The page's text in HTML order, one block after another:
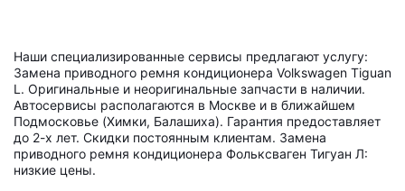
Наши специализированные сервисы предлагают услугу:
Замена приводного ремня кондиционера Volkswagen Tiguan
L. Оригинальные и неоригинальные запчасти в наличии.
Автосервисы располагаются в Москве и в ближайшем
Подмосковье (Химки, Балашиха). Гарантия предоставляет
до 2-х лет. Скидки постоянным клиентам. Замена
приводного ремня кондиционера Фольксваген Тигуан Л:
низкие цены.